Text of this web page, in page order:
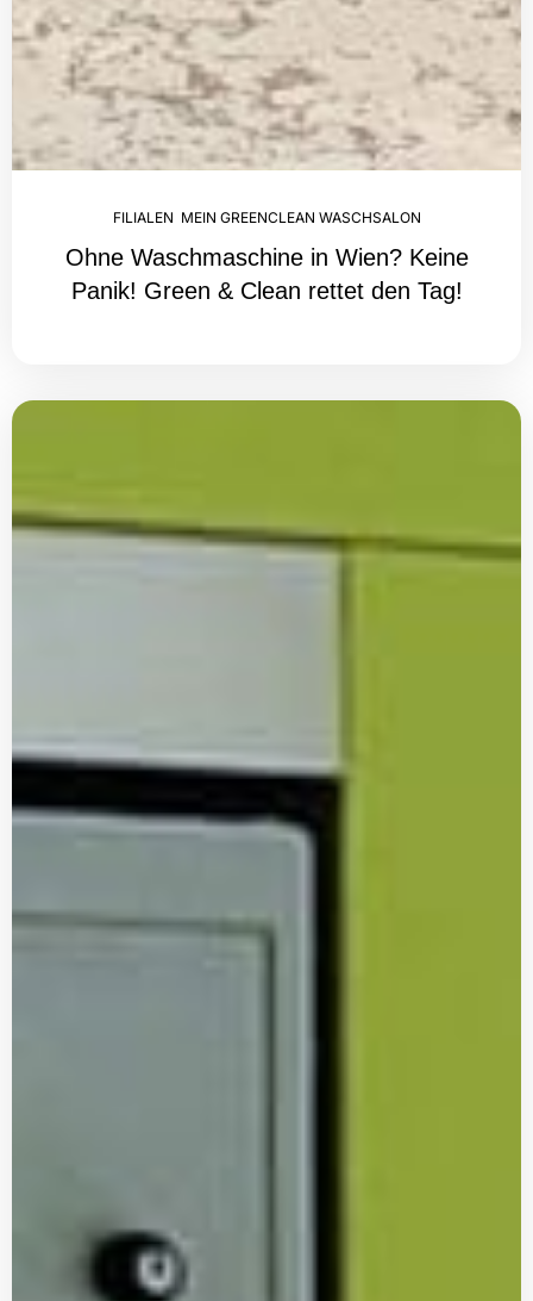
FILIALEN MEIN GREENCLEAN WASCHSALON
Ohne Waschmaschine in Wien? Keine
Panik! Green & Clean rettet den Tag!